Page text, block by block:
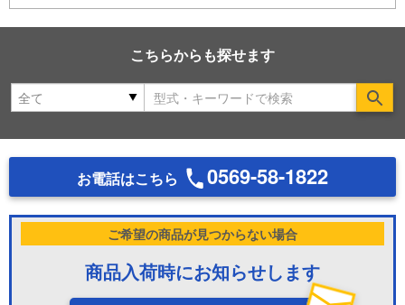
こちらからも探せます
お電話はこちら 0569-58-1822
ご希望の商品が見つからない場合
商品入荷時にお知らせします